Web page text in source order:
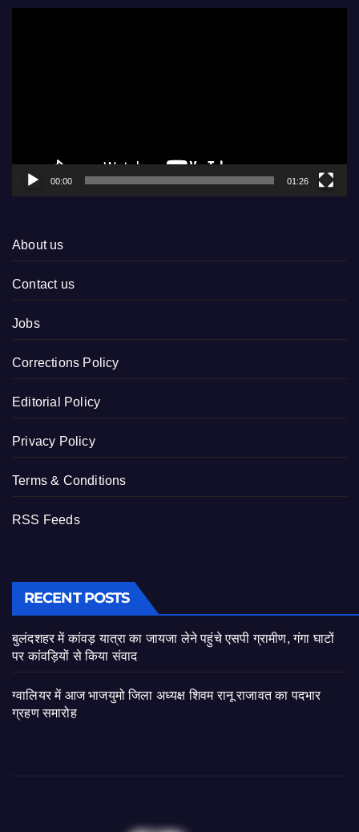
00:00 01:26
About us
Contact us
Jobs
Corrections Policy
Editorial Policy
Privacy Policy
Terms & Conditions
RSS Feeds
RECENT POSTS
बुलंदशहर में कांवड़ यात्रा का जायजा लेने पहुंचे एसपी ग्रामीण, गंगा घाटों
पर कांवड़ियों से किया संवाद
ग्वालियर में आज भाजयुमो जिला अध्यक्ष शिवम रानू राजावत का पदभार
ग्रहण समारोह